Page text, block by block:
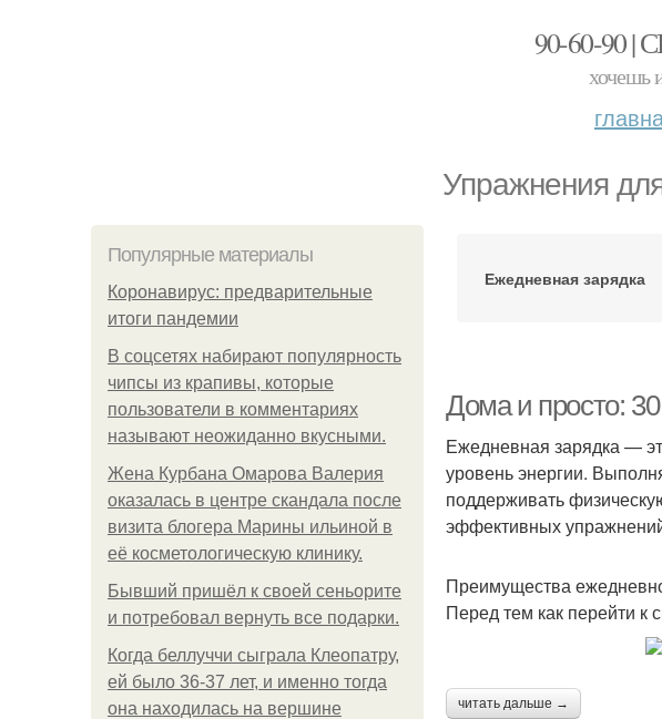
90-60-90
хочешь
Упражнения
Популярные материалы
Коронавирус: предварительные
итоги пандемии
В соцсетях набирают популярность
чипсы из крапивы, которые
пользователи в комментариях
называют неожиданно вкусными.
Жена Курбана Омарова Валерия
оказалась в центре скандала после
визита блогера Марины ильиной в
её косметологическую клинику.
Бывший пришёл к своей сеньорите
и потребовал вернуть все подарки.
Когда беллуччи сыграла Клеопатру,
ей было 36-37 лет, и именно тогда
она находилась на вершине
Ежедневная зарядка
Дома и просто:
Ежедневная зарядка —
уровень энергии.
поддерживать
эффективных
Преимущества
Перед тем как перейти к
читать дальше →